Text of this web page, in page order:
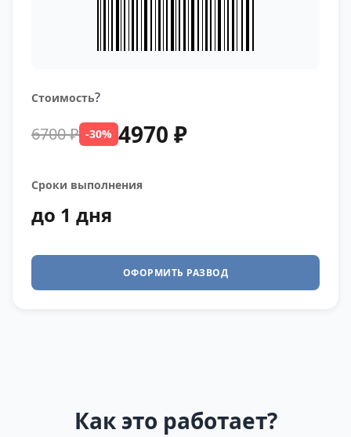
Стоимость?
6700 ₽ -30% 4970 ₽
Сроки выполнения
до 1 дня
ОФОРМИТЬ РАЗВОД
Как это работает?